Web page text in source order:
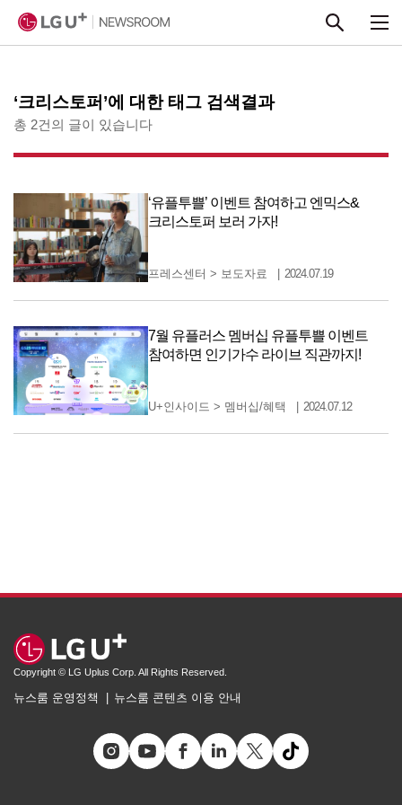
‘크리스토퍼’에 대한 태그 검색결과
총 2건의 글이 있습니다
‘유플투쁠’ 이벤트 참여하고 엔믹스&
크리스토퍼 보러 가자!
프레스센터 > 보도자료 2024.07.19
7월 유플러스 멤버십 유플투쁠 이벤트
참여하면 인기가수 라이브 직관까지!
U+인사이드 > 멤버십/혜택 2024.07.12
Copyright © LG Uplus Corp. All Rights Reserved.
뉴스룸 운영정책 뉴스룸 콘텐츠 이용 안내